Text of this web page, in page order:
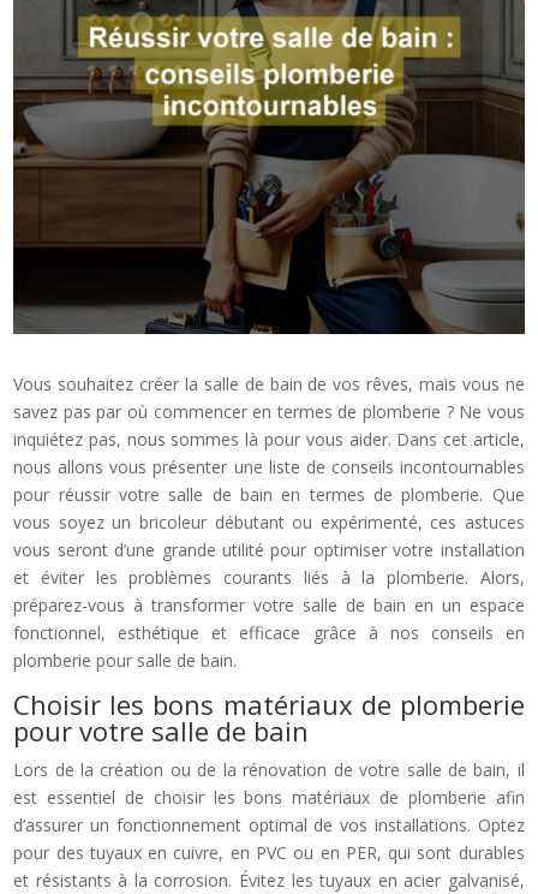
Vous souhaitez créer la salle de bain de vos rêves, mais vous ne
savez pas par où commencer en termes de plomberie ? Ne vous
inquiétez pas, nous sommes là pour vous aider. Dans cet article,
nous allons vous présenter une liste de conseils incontournables
pour réussir votre salle de bain en termes de plomberie. Que
vous soyez un bricoleur débutant ou expérimenté, ces astuces
vous seront d’une grande utilité pour optimiser votre installation
et éviter les problèmes courants liés à la plomberie. Alors,
préparez-vous à transformer votre salle de bain en un espace
fonctionnel, esthétique et efficace grâce à nos conseils en
plomberie pour salle de bain.
Choisir les bons matériaux de plomberie
pour votre salle de bain
Lors de la création ou de la rénovation de votre salle de bain, il
est essentiel de choisir les bons matériaux de plomberie afin
d’assurer un fonctionnement optimal de vos installations. Optez
pour des tuyaux en cuivre, en PVC ou en PER, qui sont durables
et résistants à la corrosion. Évitez les tuyaux en acier galvanisé,